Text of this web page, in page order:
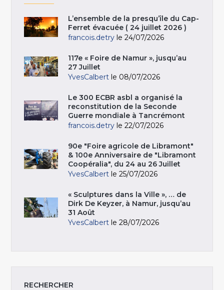
L’ensemble de la presqu’île du Cap-
Ferret évacuée ( 24 juillet 2026 )
francois.detry le 24/07/2026
117e « Foire de Namur », jusqu’au
27 Juillet
YvesCalbert le 08/07/2026
Le 300 ECBR asbl a organisé la
reconstitution de la Seconde
Guerre mondiale à Tancrémont
francois.detry le 22/07/2026
90e "Foire agricole de Libramont"
& 100e Anniversaire de "Libramont
Coopéralia", du 24 au 26 Juillet
YvesCalbert le 25/07/2026
« Sculptures dans la Ville », … de
Dirk De Keyzer, à Namur, jusqu’au
31 Août
YvesCalbert le 28/07/2026
RECHERCHER